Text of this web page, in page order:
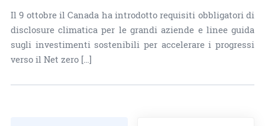
Il 9 ottobre il Canada ha introdotto requisiti obbligatori di
disclosure climatica per le grandi aziende e linee guida
sugli investimenti sostenibili per accelerare i progressi
verso il Net zero […]